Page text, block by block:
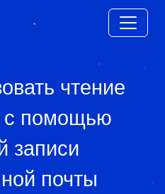
чтение
с помощью
записи
почты